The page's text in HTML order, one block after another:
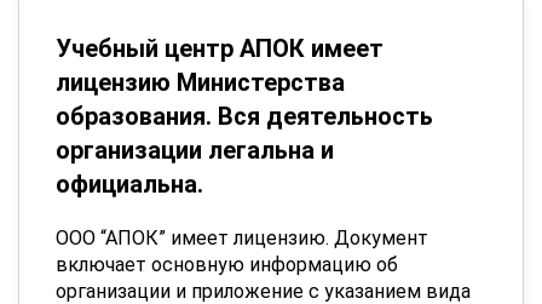
Учебный центр АПОК имеет
лицензию Министерства
образования. Вся деятельность
организации легальна и
официальна.
ООО “АПОК” имеет лицензию. Документ
включает основную информацию об
организации и приложение с указанием вида